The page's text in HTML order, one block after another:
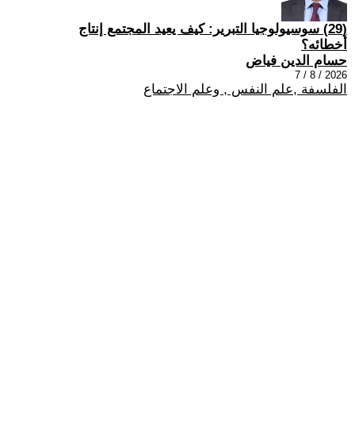
(29) سوسيولوجيا التبرير: كيف يعيد المجتمع إنتاج
أخطائه؟
حسام الدين فياض
2026 / 8 / 7
الفلسفة ,علم النفس , وعلم الاجتماع